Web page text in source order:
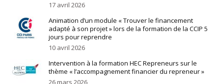
17 avril 2026
Animation d’un module « Trouver le financement
adapté à son projet » lors de la formation de la CCIP 5
jours pour reprendre
10 avril 2026
Intervention à la formation HEC Repreneurs sur le
thème « l’accompagnement financier du repreneur »
26 mars 2026